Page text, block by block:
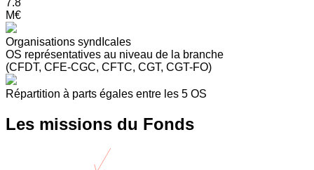
7.8
M€
Organisations syndIcales
OS représentatives au niveau de la branche
(CFDT, CFE-CGC, CFTC, CGT, CGT-FO)
Répartition à parts égales entre les 5 OS
Les missions du Fonds